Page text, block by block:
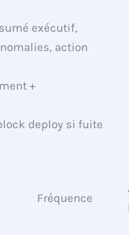
exécutif,
action
+
deploy si fuite
Fréquence